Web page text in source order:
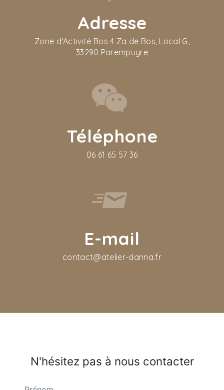
Adresse
Zone d'Activité Bos 4 Za de Bos, Local G,
33290 Parempuyre
Téléphone
06 61 65 57 36
E-mail
contact@atelier-danna.fr
N'hésitez pas à nous contacter